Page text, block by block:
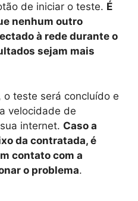
de iniciar o teste. É
nenhum outro
à rede durante o
sejam mais
o teste será concluído e
velocidade de
internet. Caso a
da contratada, é
contato com a
o problema.